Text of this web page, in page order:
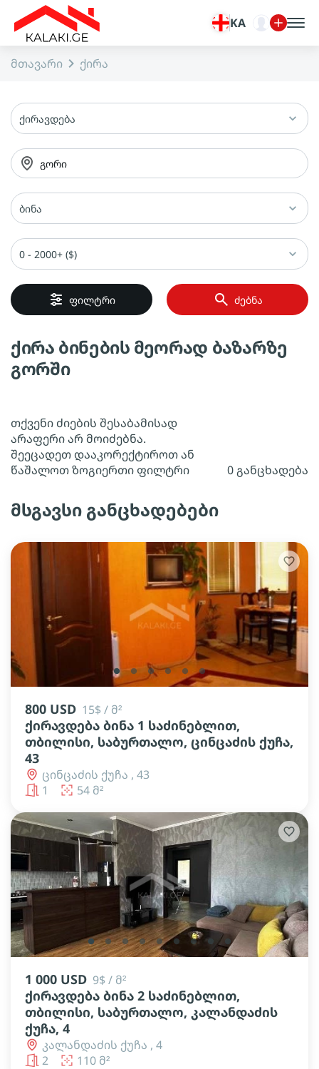
KA
მთავარი ქირა
ქირავდება
გორი
ბინა
0 - 2000+ ($)
ფილტრი ძებნა
ქირა ბინების მეორად ბაზარზე
გორში
თქვენი ძიების შესაბამისად
არაფერი არ მოიძებნა.
შეეცადეთ დააკორექტიროთ ან
წაშალოთ ზოგიერთი ფილტრი
0 განცხადება
მსგავსი განცხადებები
lens lens lens lens lens lens
800 USD 15$ / მ²
ქირავდება ბინა 1 საძინებლით,
თბილისი, საბურთალო, ცინცაძის ქუჩა,
43
ცინცაძის ქუჩა , 43
1
54 მ²
lens lens lens lens lens lens lens lens
1 000 USD 9$ / მ²
ქირავდება ბინა 2 საძინებლით,
თბილისი, საბურთალო, კალანდაძის
ქუჩა, 4
კალანდაძის ქუჩა , 4
2
110 მ²